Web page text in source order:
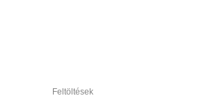
Feltöltések